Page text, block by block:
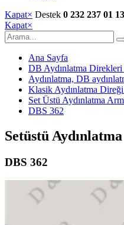
Kapat× Destek 0 232 237 01 13
Kapat×
Ana Sayfa
DB Aydınlatma
Aydınlatma, DB
Klasik Aydınlatma
Set Üstü Aydınlatma
DBS 362
Setüstü Aydınlatma
DBS 362